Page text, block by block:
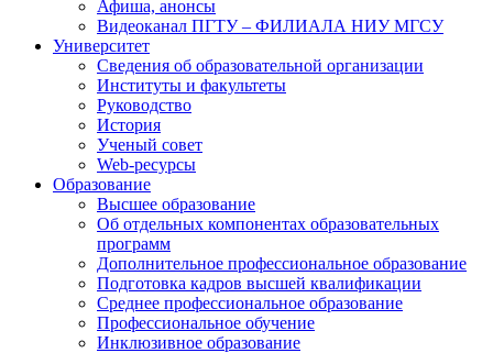
Афиша, анонсы
Видеоканал ПГТУ – ФИЛИАЛА НИУ МГСУ
Университет
Сведения об образовательной организации
Институты и факультеты
Руководство
История
Ученый совет
Web-ресурсы
Образование
Высшее образование
Об отдельных компонентах образовательных
программ
Дополнительное профессиональное образование
Подготовка кадров высшей квалификации
Среднее профессиональное образование
Профессиональное обучение
Инклюзивное образование